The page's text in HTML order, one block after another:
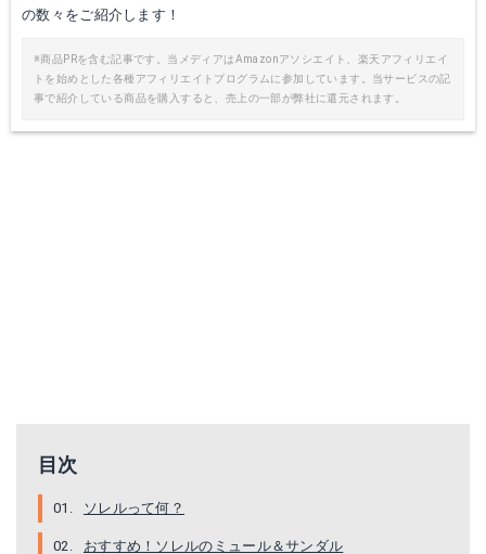
の数々をご紹介します！
※商品PRを含む記事です。当メディアはAmazonアソシエイト、楽天アフィリエイ
トを始めとした各種アフィリエイトプログラムに参加しています。当サービスの記
事で紹介している商品を購入すると、売上の一部が弊社に還元されます。
目次
ソレルって何？
おすすめ！ソレルのミュール＆サンダル